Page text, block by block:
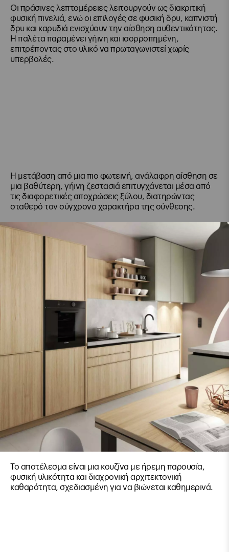
Οι πράσινες λεπτομέρειες λειτουργούν ως διακριτική
φυσική πινελιά, ενώ οι επιλογές σε φυσική δρυ, καπνιστή
δρυ και καρυδιά ενισχύουν την αίσθηση αυθεντικότητας.
Η παλέτα παραμένει γήινη και ισορροπημένη,
επιτρέποντας στο υλικό να πρωταγωνιστεί χωρίς
υπερβολές.
Η μετάβαση από μια πιο φωτεινή, ανάλαφρη αίσθηση σε
μια βαθύτερη, γήινη ζεστασιά επιτυγχάνεται μέσα από
τις διαφορετικές αποχρώσεις ξύλου, διατηρώντας
σταθερό τον σύγχρονο χαρακτήρα της σύνθεσης.
Το αποτέλεσμα είναι μια κουζίνα με ήρεμη παρουσία,
φυσική υλικότητα και διαχρονική αρχιτεκτονική
καθαρότητα, σχεδιασμένη για να βιώνεται καθημερινά.